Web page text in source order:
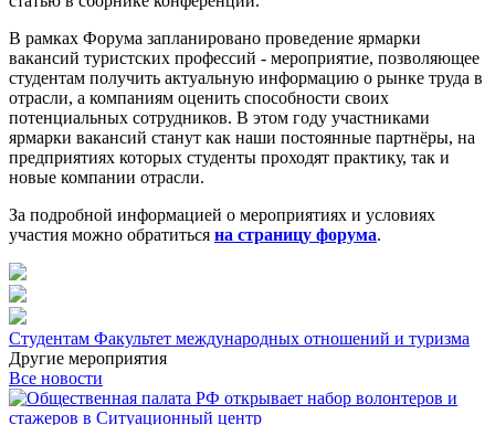
В рамках Форума запланировано проведение ярмарки
вакансий туристских профессий - мероприятие, позволяющее
студентам получить актуальную информацию о рынке труда в
отрасли, а компаниям оценить способности своих
потенциальных сотрудников. В этом году участниками
ярмарки вакансий станут как наши постоянные партнёры, на
предприятиях которых студенты проходят практику, так и
новые компании отрасли.
За подробной информацией о мероприятиях и условиях
участия можно обратиться на страницу форума.
Студентам Факультет международных отношений и туризма
Другие мероприятия
Все новости